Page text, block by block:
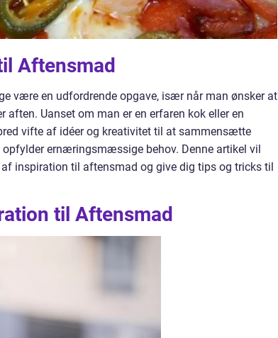
Aftensmad
være en udfordrende opgave, især når man ønsker at
Uanset om man er en erfaren kok eller en
vifte af idéer og kreativitet til at sammensætte
ernæringsmæssige behov. Denne artikel vil
inspiration til aftensmad og give dig tips og tricks til
til Aftensmad